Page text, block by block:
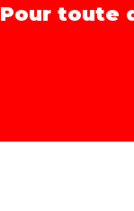
Pour toute